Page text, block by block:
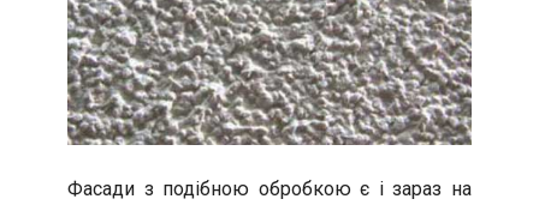
Фасади з подібною обробкою є і зараз на